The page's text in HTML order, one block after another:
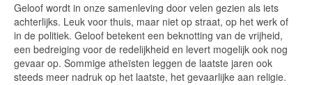
Geloof wordt in onze samenleving door velen gezien als iets
achterlijks. Leuk voor thuis, maar niet op straat, op het werk of
in de politiek. Geloof betekent een beknotting van de vrijheid,
een bedreiging voor de redelijkheid en levert mogelijk ook nog
gevaar op. Sommige atheïsten leggen de laatste jaren ook
steeds meer nadruk op het laatste, het gevaarlijke aan religie.